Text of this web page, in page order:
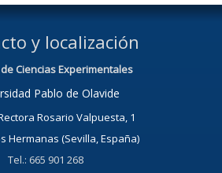
y localización
Ciencias Experimentales
Pablo de Olavide
Rosario Valpuesta, 1
Hermanas (Sevilla, España)
Tel.: 665 901 268